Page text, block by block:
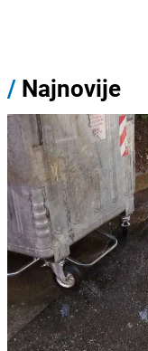
/ Najnovije